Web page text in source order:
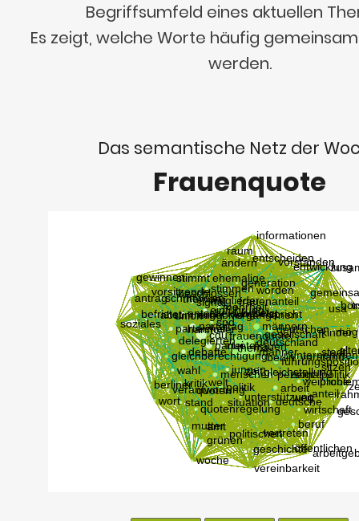
Begriffsumfeld eines aktuellen
Es zeigt, welche Worte häufig
werden.
Das semantische Netz der
Frauenquote